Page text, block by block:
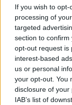
If you wish to
processing of
targeted
section to
opt-out request is
interest-based
us or personal
your opt-out. You
disclosure of
IAB’s list of